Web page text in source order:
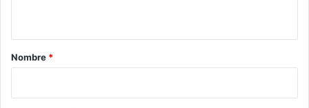
rNombre *